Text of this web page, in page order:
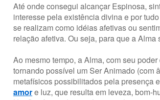
Até onde consegui alcançar Espinosa,
interesse pela existência divina e por
se realizam como idéias afetivas ou
relação afetiva. Ou seja, para que a
Ao mesmo tempo, a Alma, com seu
tornando possível um Ser Animado (com
metafísicos possibilitados pela presença
amore luz, que resulta em leveza, bom-